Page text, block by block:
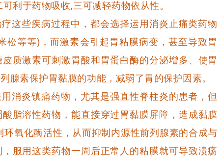
利于药物吸收,三可减轻药物依从性。
这些疾病过程中，都会选择运用消炎止痛类药物
松等等)，而激素会引起胃粘膜病变，甚至导致胃
质激素可刺激胃酸和胃蛋白酶的分泌增多、使胃
腺素保护胃黏膜的功能，减弱了胃的保护因素。
消炎镇痛药物，尤其是强直性脊柱炎的患者，但
脂溶性药物，能直接穿过胃黏膜屏障，造成黏膜
氧化酶活性，从而抑制内源性前列腺素的合成与
服用这类药物一周后正常人的粘膜就可导致溃疡